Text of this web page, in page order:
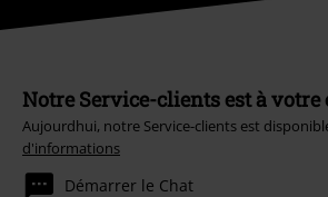
Notre Service-clients est à votre
Aujourdhui, notre Service-clients est
d'informations
Démarrer le Chat